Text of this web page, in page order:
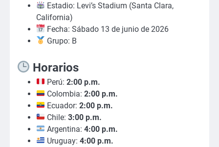
Estadio: Levi’s Stadium (Santa Clara,
California)
Fecha: Sábado 13 de junio de 2026
Grupo: B
Horarios
Perú:2:00 p.m.
Colombia:2:00 p.m.
Ecuador:2:00 p.m.
Chile:3:00 p.m.
Argentina:4:00 p.m.
Uruguay:4:00 p.m.